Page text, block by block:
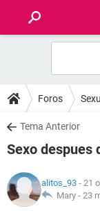
FOROS
SALUD
NUTRICIÓN
Foros
Tema Anterior
Sexo despues
alitos_93 - 21
Mary - 23